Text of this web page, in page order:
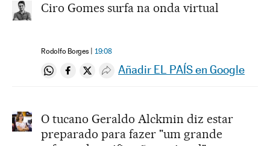
Ciro Gomes surfa na onda virtual
Rodolfo Borges 19:08
Compartir en Whatsapp
Compartir en Facebook
Compartir en Twitter
Desplegar Redes Sociales
Añadir EL PAÍS en Google
O tucano Geraldo Alckmin diz estar
preparado para fazer "um grande